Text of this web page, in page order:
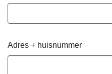
Adres + huisnummer